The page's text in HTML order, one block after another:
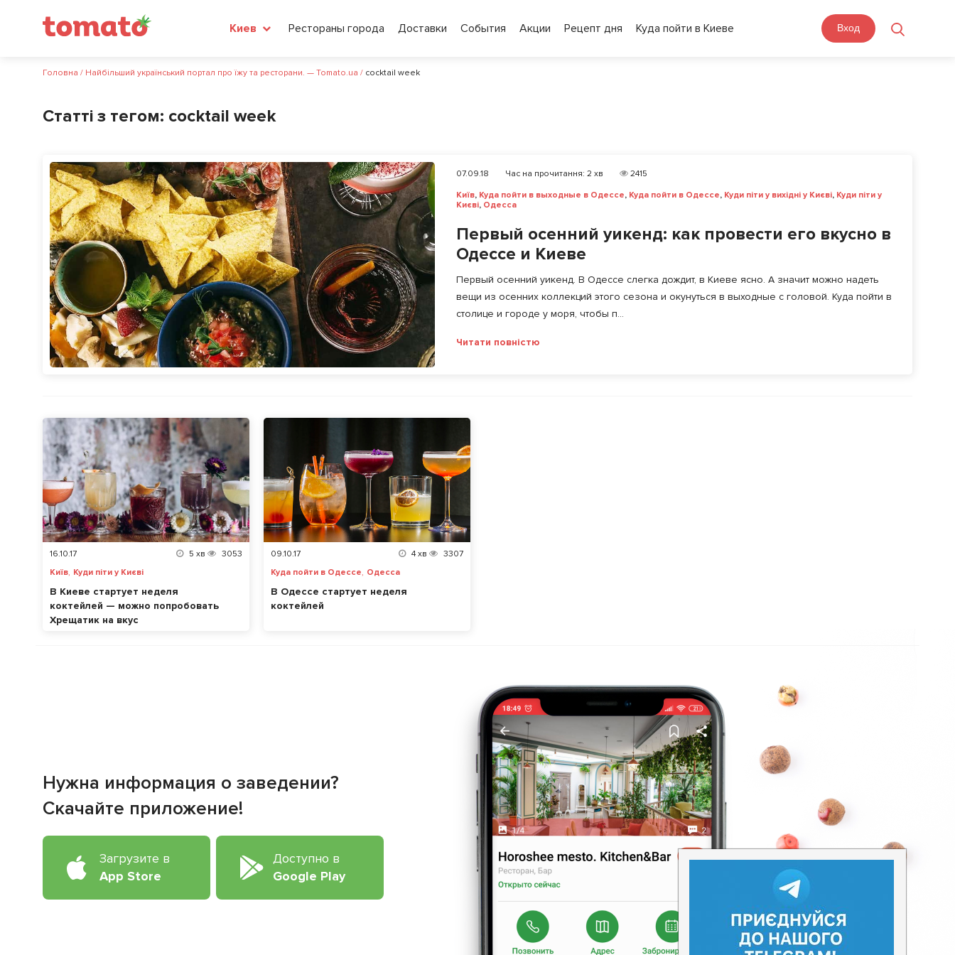
Киев Рестораны города Доставки События Акции Рецепт дня Куда пойти в Киеве Вход
Головна / Найбільший український портал про їжу та ресторани. — Tomato.ua / cocktail week
Статті з тегом: cocktail week
07.09.18 Час на прочитання: 2 хв
2415
Київ, Куда пойти в выходные в Одессе, Куда пойти в Одессе, Куди піти у вихідні у Києві, Куди піти у
Києві, Одесса
Первый осенний уикенд: как провести его вкусно в
Одессе и Киеве
Первый осенний уикенд. В Одессе слегка дождит, в Киеве ясно. А значит можно надеть
вещи из осенних коллекций этого сезона и окунуться в выходные с головой. Куда пойти в
столице и городе у моря, чтобы п...
Читати повністю
16.10.17 5 хв
3053
Київ, Куди піти у Києві
В Киеве стартует неделя
коктейлей — можно попробовать
Хрещатик на вкус
09.10.17 4 хв
3307
Куда пойти в Одессе, Одесса
В Одессе стартует неделя
коктейлей
Нужна информация о заведении?
Скачайте приложение!
Загрузите в
App Store
Доступно в
Google Play